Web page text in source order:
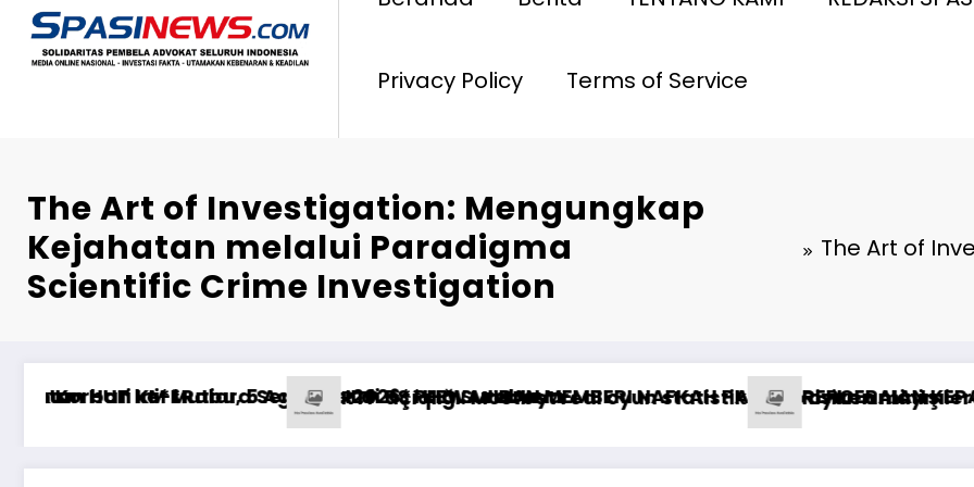
Privacy Policy Terms of Service
The Art of Investigation: Mengungkap
Kejahatan melalui Paradigma
Scientific Crime Investigation
The Art of
MANTAN ISTRI DAN ANAK MASIH MENGIKAT*
Wie fange ich an, bei Sportwetten ohne Oasis?Ставки на спорт 1xBet: типичные ошибки и как их быстро исправить
Understanding